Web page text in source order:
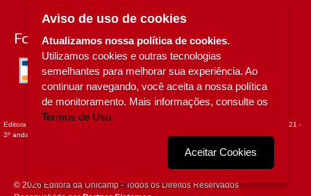
Formas de Pagamento
Editora da Unicamp - CNPJ n° 49.607.336/0002-97 - Rua Sérgio Buarque de Holanda, 421 -
3º andar - Cidade Universitária - - CAMPINAS - SP
© 2026 Editora da Unicamp - Todos os Direitos Reservados
Aviso de uso de cookies
Atualizamos nossa política de cookies.
Utilizamos cookies e outras tecnologias
semelhantes para melhorar sua experiência. Ao
continuar navegando, você aceita a nossa política
de monitoramento. Mais informações, consulte os
Termos de Uso.
Aceitar Cookies